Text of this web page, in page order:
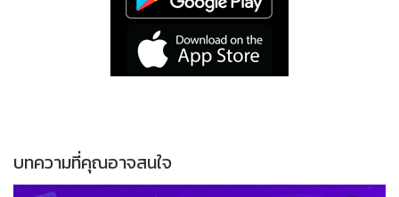
บทความที่คุณอาจสนใจ